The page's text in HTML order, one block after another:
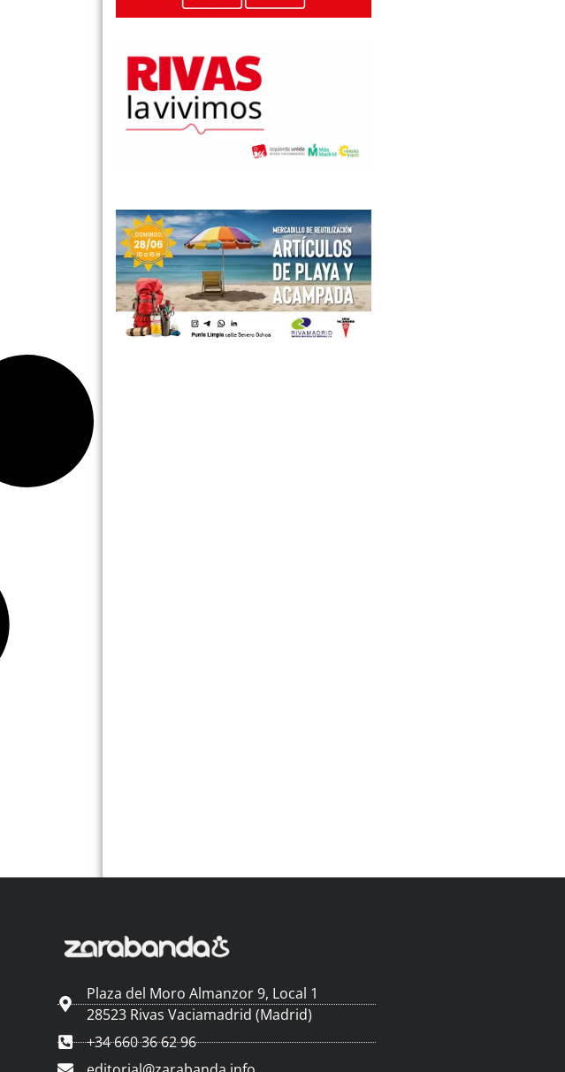
Plaza del Moro Almanzor 9, Local 1
28523 Rivas Vaciamadrid (Madrid)
+34 660 36 62 96